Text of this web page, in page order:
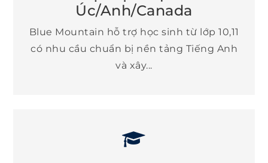
Úc/Anh/Canada
Blue Mountain hỗ trợ học sinh từ lớp 10,11
có nhu cầu chuẩn bị nền tảng Tiếng Anh
và xây...